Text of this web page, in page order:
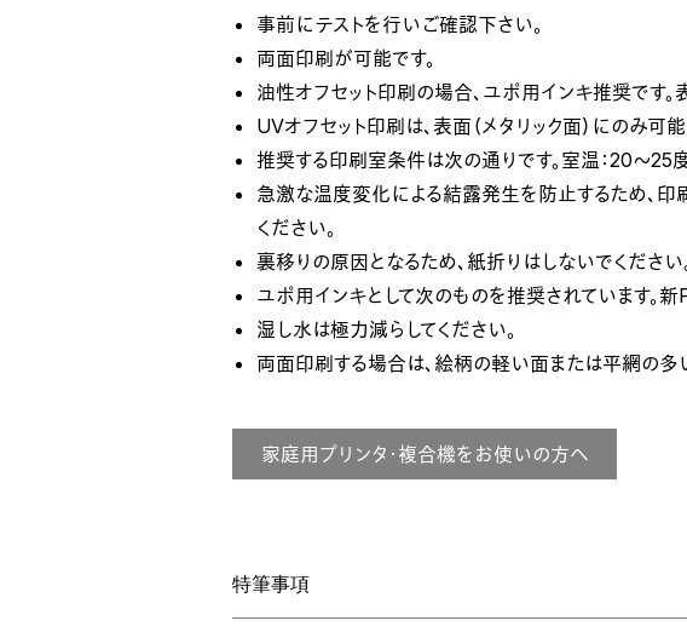
事前にテストを行いご確認下さい。
両面印刷が可能です。
油性オフセット印刷の場合、ユポ用インキ推奨です。
UVオフセット印刷は、表面（メタリック面）にのみ可
推奨する印刷室条件は次の通りです。室温：20～25
急激な温度変化による結露発生を防止するため、印
ください。
裏移りの原因となるため、紙折りはしないでください
ユポ用インキとして次のものを推奨されています。新
湿し水は極力減らしてください。
両面印刷する場合は、絵柄の軽い面または平網の多
家庭用プリンタ・複合機をお使いの方へ
特筆事項